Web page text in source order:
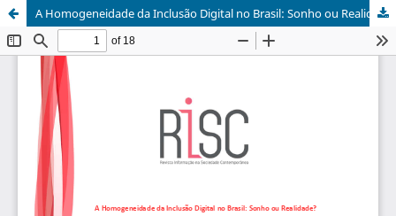
A Homogeneidade da Inclusão Digital no Brasil: Sonho ou Realidade?